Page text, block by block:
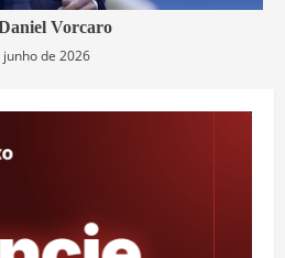
Vorcaro
junho de 2026